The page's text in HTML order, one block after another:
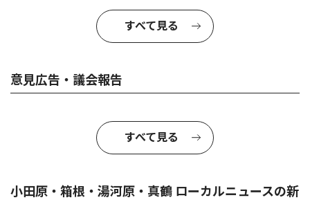
すべて見る
意見広告・議会報告
すべて見る
小田原・箱根・湯河原・真鶴 ローカルニュースの新